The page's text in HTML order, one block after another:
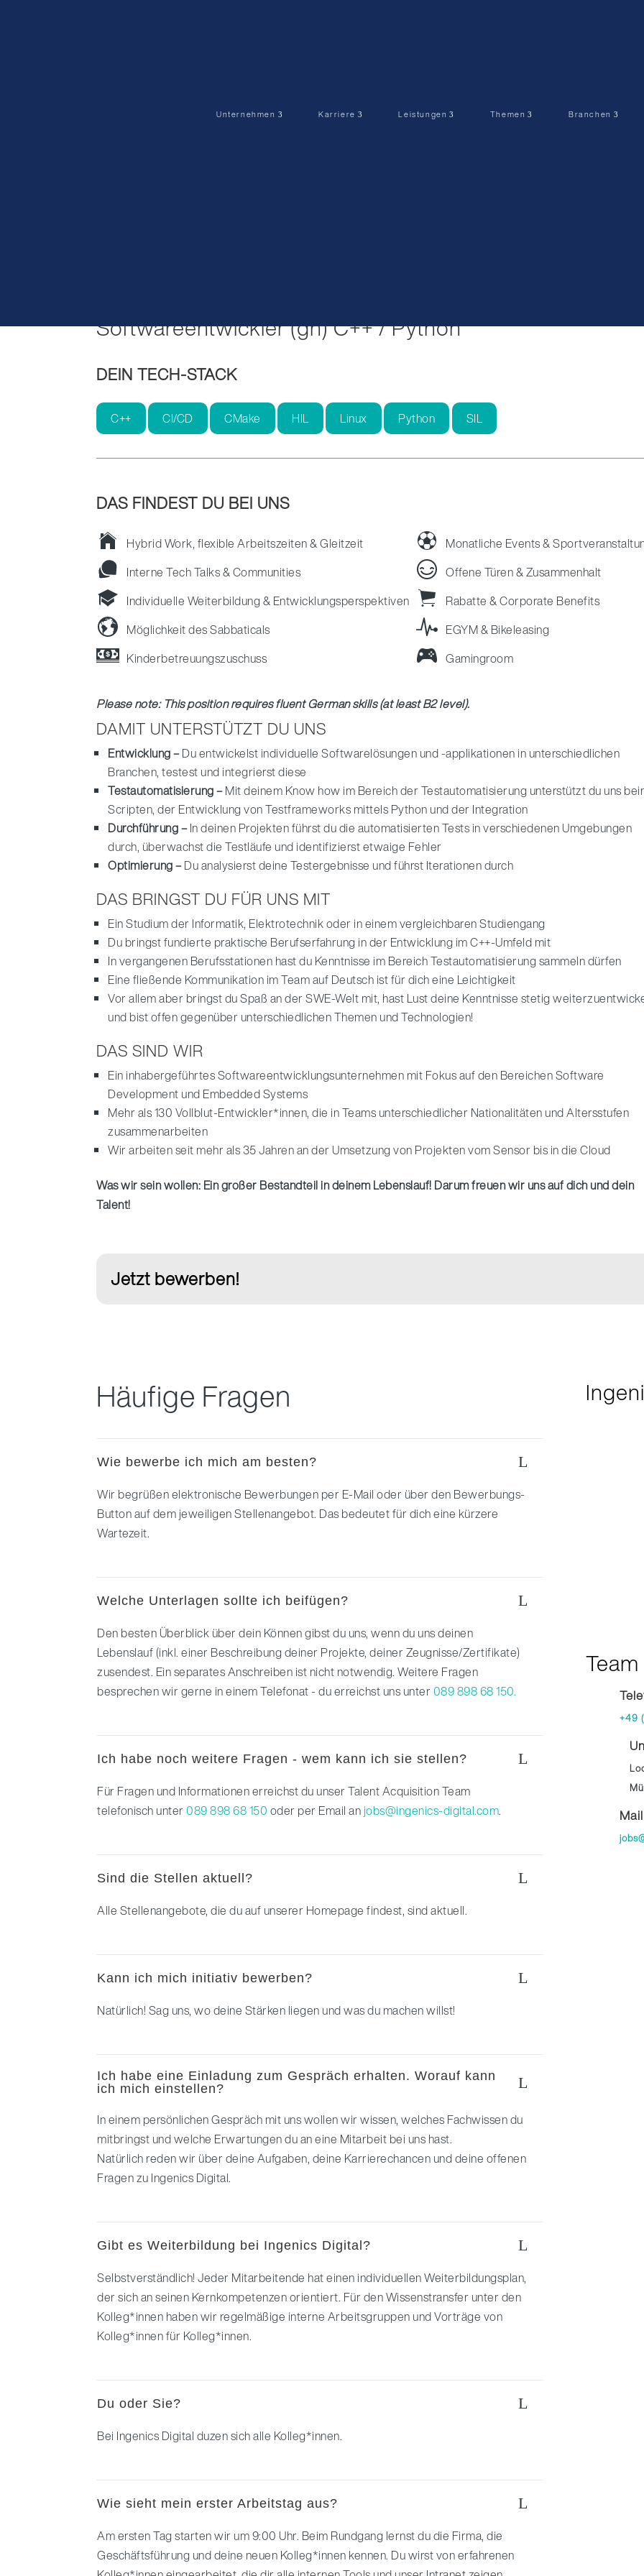
Unternehmen Karriere Leistungen Themen Branchen
Softwareentwickler (gn) C++ / Python
DEIN TECH-STACK
C++ CI/CD CMake HIL Linux Python SIL
DAS FINDEST DU BEI UNS
Hybrid Work, flexible Arbeitszeiten & Gleitzeit
Interne Tech Talks & Communities
Individuelle Weiterbildung & Entwicklungsperspektiven
Möglichkeit des Sabbaticals
Kinderbetreuungszuschuss
Monatliche Events &
Offene Türen & Zusammenhalt
Rabatte & Corporate Benefits
EGYM & Bikeleasing
Gamingroom
Please note: This position requires fluent German skills (at least B2 level).
DAMIT UNTERSTÜTZT DU UNS
Entwicklung –Du entwickelst individuelle Softwarelösungen und -applikationen in unterschiedlichen
Branchen, testest und integrierst diese
Testautomatisierung –Mit deinem Know how im Bereich der Testautomatisierung unterstützt du uns
Scripten, der Entwicklung von Testframeworks mittels Python und der Integration
Durchführung –In deinen Projekten führst du die automatisierten Tests in verschiedenen Umgebungen
durch, überwachst die Testläufe und identifizierst etwaige Fehler
Optimierung –Du analysierst deine Testergebnisse und führst Iterationen durch
DAS BRINGST DU FÜR UNS MIT
Ein Studium der Informatik, Elektrotechnik oder in einem vergleichbaren Studiengang
Du bringst fundierte praktische Berufserfahrung in der Entwicklung im C++-Umfeld mit
In vergangenen Berufsstationen hast du Kenntnisse im Bereich Testautomatisierung sammeln dürfen
Eine fließende Kommunikation im Team auf Deutsch ist für dich eine Leichtigkeit
Vor allem aber bringst du Spaß an der SWE-Welt mit, hast Lust deine Kenntnisse stetig
und bist offen gegenüber unterschiedlichen Themen und Technologien!
DAS SIND WIR
Ein inhabergeführtes Softwareentwicklungsunternehmen mit Fokus auf den Bereichen Software
Development und Embedded Systems
Mehr als 130 Vollblut-Entwickler*innen, die in Teams unterschiedlicher Nationalitäten und Altersstufen
zusammenarbeiten
Wir arbeiten seit mehr als 35 Jahren an der Umsetzung von Projekten vom Sensor bis in die Cloud
Was wir sein wollen: Ein großer Bestandteil in deinem Lebenslauf! Darum freuen wir uns auf dich und dein
Talent!
Jetzt bewerben!
Häufige Fragen
Wie bewerbe ich mich am besten? L
Wir begrüßen elektronische Bewerbungen per E-Mail oder über den Bewerbungs-
Button auf dem jeweiligen Stellenangebot. Das bedeutet für dich eine kürzere
Wartezeit.
Welche Unterlagen sollte ich beifügen? L
Den besten Überblick über dein Können gibst du uns, wenn du uns deinen
Lebenslauf (inkl. einer Beschreibung deiner Projekte, deiner Zeugnisse/Zertifikate)
zusendest. Ein separates Anschreiben ist nicht notwendig. Weitere Fragen
besprechen wir gerne in einem Telefonat - du erreichst uns unter 089 898 68 150.
Ich habe noch weitere Fragen - wem kann ich sie stellen? L
Für Fragen und Informationen erreichst du unser Talent Acquisition Team
telefonisch unter089 898 68 150 oder per Email an jobs@ingenics-digital.com.
Sind die Stellen aktuell? L
Alle Stellenangebote, die du auf unserer Homepage findest, sind aktuell.
Kann ich mich initiativ bewerben? L
Natürlich! Sag uns, wo deine Stärken liegen und was du machen willst!
Ich habe eine Einladung zum Gespräch erhalten. Worauf kann
ich mich einstellen?
L
In einem persönlichen Gespräch mit uns wollen wir wissen, welches Fachwissen du
mitbringst und welche Erwartungen du an eine Mitarbeit bei uns hast.
Natürlich reden wir über deine Aufgaben, deine Karrierechancen und deine offenen
Fragen zu Ingenics Digital.
Gibt es Weiterbildung bei Ingenics Digital? L
Selbstverständlich! Jeder Mitarbeitende hat einen individuellen Weiterbildungsplan,
der sich an seinen Kernkompetenzen orientiert. Für den Wissenstransfer unter den
Kolleg*innen haben wir regelmäßige interne Arbeitsgruppen und Vorträge von
Kolleg*innen für Kolleg*innen.
Du oder Sie? L
Bei Ingenics Digital duzen sich alle Kolleg*innen.
Wie sieht mein erster Arbeitstag aus? L
Am ersten Tag starten wir um 9:00 Uhr. Beim Rundgang lernst du die Firma, die
Geschäftsführung und deine neuen Kolleg*innen kennen. Du wirst von erfahrenen
+49
Mail